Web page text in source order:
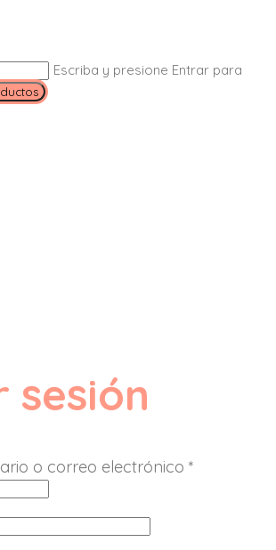
Escriba y presione Entrar para
sesión
o correo electrónico *